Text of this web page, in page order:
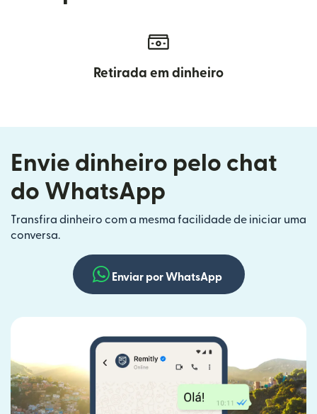
Retirada em dinheiro
Envie dinheiro pelo chat
do WhatsApp
Transfira dinheiro com a mesma facilidade de iniciar uma
conversa.
Enviar por WhatsApp